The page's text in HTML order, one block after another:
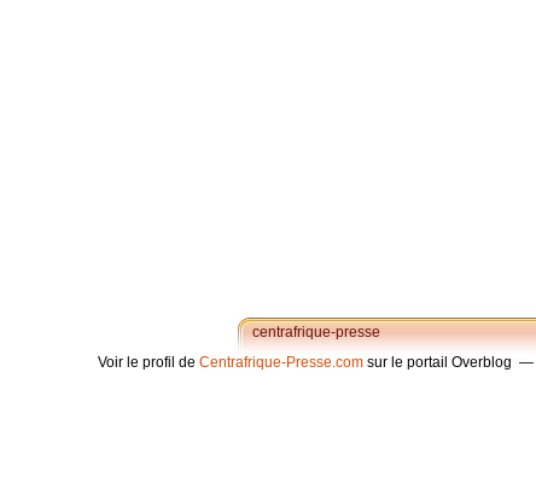
centrafrique-presse
Voir le profil de Centrafrique-Presse.com sur le portail Overblog